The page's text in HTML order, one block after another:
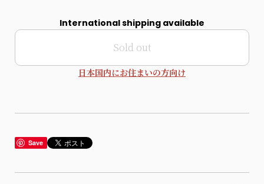
International shipping available
Sold out
日本国内にお住まいの方向け
Save